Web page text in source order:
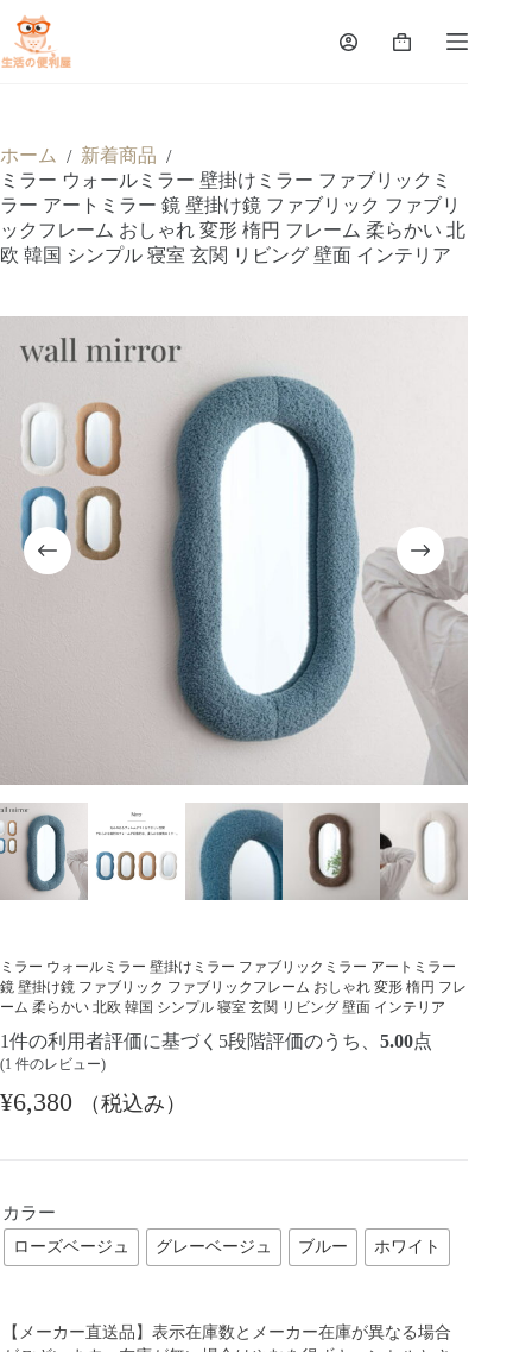
ホーム / 新着商品 /
ミラー ウォールミラー 壁掛けミラー ファブリックミ
ラー アートミラー 鏡 壁掛け鏡 ファブリック ファブリ
ックフレーム おしゃれ 変形 楕円 フレーム 柔らかい 北
欧 韓国 シンプル 寝室 玄関 リビング 壁面 インテリア
ミラー ウォールミラー 壁掛けミラー ファブリックミラー アートミラー
鏡 壁掛け鏡 ファブリック ファブリックフレーム おしゃれ 変形 楕円 フレ
ーム 柔らかい 北欧 韓国 シンプル 寝室 玄関 リビング 壁面 インテリア
1件の利用者評価に基づく5段階評価のうち、 5.00点
(1 件のレビュー)
¥6,380 （税込み）
カラー
ローズベージュ グレーベージュ ブルー ホワイト
【メーカー直送品】表示在庫数とメーカー在庫が異なる場合